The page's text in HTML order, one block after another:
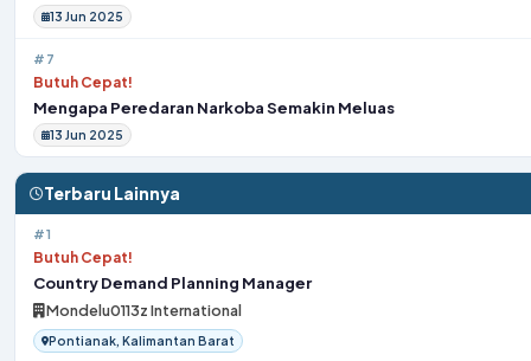
13 Jun 2025
#7
Butuh Cepat!
Mengapa Peredaran Narkoba Semakin Meluas
13 Jun 2025
Terbaru Lainnya
#1
Butuh Cepat!
Country Demand Planning Manager
Mondelu0113z International
Pontianak, Kalimantan Barat